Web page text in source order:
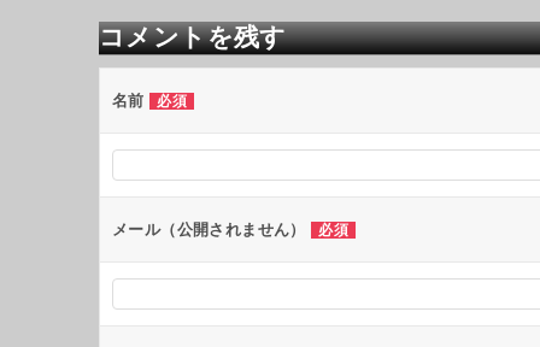
ビ
ゲ
ー
シ
ョ
コメントを残す
名前 必須
メール（公開されません） 必須